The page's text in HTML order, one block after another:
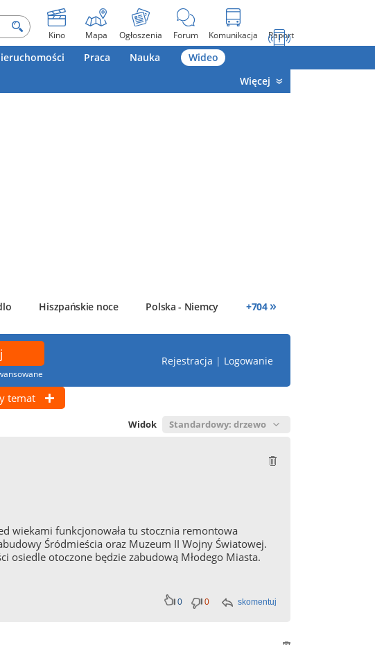
Kino Mapa Ogłoszenia Forum Komunikacja Raport
Praca Nauka
Wideo
Więcej
Hiszpańskie noce Polska - Niemcy +704 »
Rejestracja | Logowanie
temat
Widok
wiekami funkcjonowała tu stocznia remontowa
Śródmieścia oraz Muzeum II Wojny Światowej.
osiedle otoczone będzie zabudową Młodego Miasta.
skomentuj
0 0